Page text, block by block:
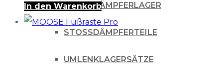
STOSSDÄMPFERLAGER
STOSSDÄMPFERTEILE
UMLENKLAGERSÄTZE
In den Warenkorb